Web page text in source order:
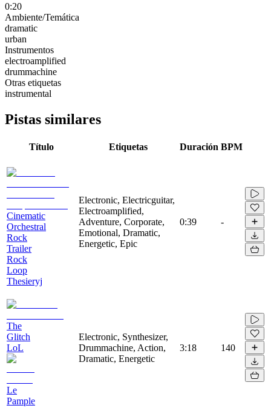
0:20
Ambiente/Temática
dramatic
urban
Instrumentos
electroamplified
drummachine
Otras etiquetas
instrumental
Pistas similares
Título Etiquetas Duración BPM
Cinematic
Orchestral
Rock
Trailer
Rock
Loop
Thesieryj
Electronic, Electricguitar,
Electroamplified,
Adventure, Corporate,
Emotional, Dramatic,
Energetic, Epic
0:39 -
The
Glitch
LoL
Le
Pample
Electronic, Synthesizer,
Drummachine, Action,
Dramatic, Energetic
3:18 140